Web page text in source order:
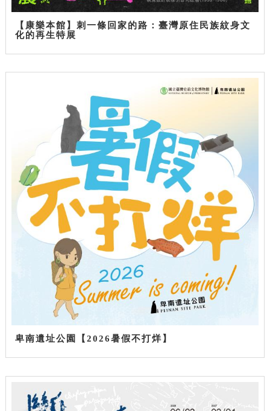
【康樂本館】刺一條回家的路：臺灣原住民族紋身文
化的再生特展
卑南遺址公園【2026暑假不打烊】